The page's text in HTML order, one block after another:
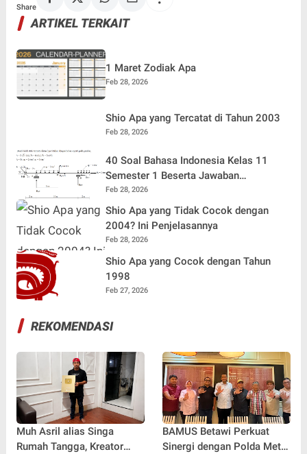
Share
ARTIKEL TERKAIT
1 Maret Zodiak Apa
Feb 28, 2026
Shio Apa yang Tercatat di Tahun 2003
Feb 28, 2026
40 Soal Bahasa Indonesia Kelas 11
Semester 1 Beserta Jawaban
Terlengkap
Feb 28, 2026
Shio Apa yang Tidak Cocok dengan
2004? Ini Penjelasannya
Feb 28, 2026
Shio Apa yang Cocok dengan Tahun
1998
Feb 27, 2026
REKOMENDASI
Muh Asril alias Singa
Rumah Tangga, Kreator
BAMUS Betawi Perkuat
Sinergi dengan Polda Metro